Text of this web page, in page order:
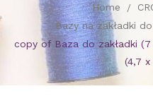
Home
Bazy na zakładki
copy of Baza do zakładki (7
(4,7 x